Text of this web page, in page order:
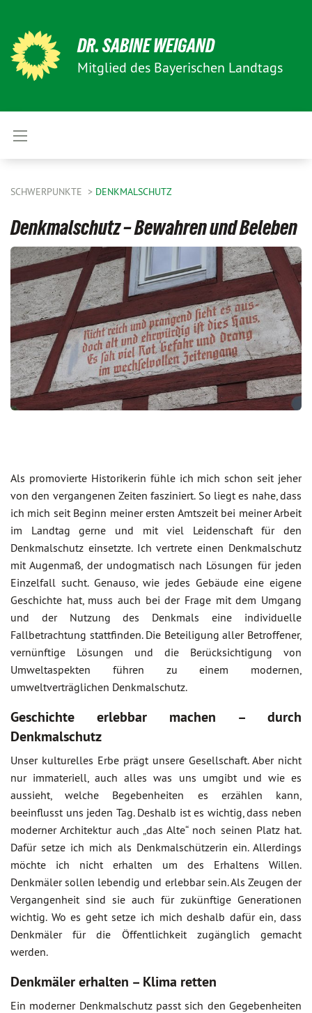
DR. SABINE WEIGAND
Mitglied des Bayerischen Landtags
SCHWERPUNKTE DENKMALSCHUTZ
Denkmalschutz – Bewahren und Beleben
Als promovierte Historikerin fühle ich mich schon seit jeher
von den vergangenen Zeiten fasziniert. So liegt es nahe, dass
ich mich seit Beginn meiner ersten Amtszeit bei meiner Arbeit
im Landtag gerne und mit viel Leidenschaft für den
Denkmalschutz einsetzte. Ich vertrete einen Denkmalschutz
mit Augenmaß, der undogmatisch nach Lösungen für jeden
Einzelfall sucht. Genauso, wie jedes Gebäude eine eigene
Geschichte hat, muss auch bei der Frage mit dem Umgang
und der Nutzung des Denkmals eine individuelle
Fallbetrachtung stattfinden. Die Beteiligung aller Betroffener,
vernünftige Lösungen und die Berücksichtigung von
Umweltaspekten führen zu einem modernen,
umweltverträglichen Denkmalschutz.
Geschichte erlebbar machen – durch
Denkmalschutz
Unser kulturelles Erbe prägt unsere Gesellschaft. Aber nicht
nur immateriell, auch alles was uns umgibt und wie es
aussieht, welche Begebenheiten es erzählen kann,
beeinflusst uns jeden Tag. Deshalb ist es wichtig, dass neben
moderner Architektur auch „das Alte“ noch seinen Platz hat.
Dafür setze ich mich als Denkmalschützerin ein. Allerdings
möchte ich nicht erhalten um des Erhaltens Willen.
Denkmäler sollen lebendig und erlebbar sein. Als Zeugen der
Vergangenheit sind sie auch für zukünftige Generationen
wichtig. Wo es geht setze ich mich deshalb dafür ein, dass
Denkmäler für die Öffentlichkeit zugänglich gemacht
werden.
Denkmäler erhalten – Klima retten
Ein moderner Denkmalschutz passt sich den Gegebenheiten